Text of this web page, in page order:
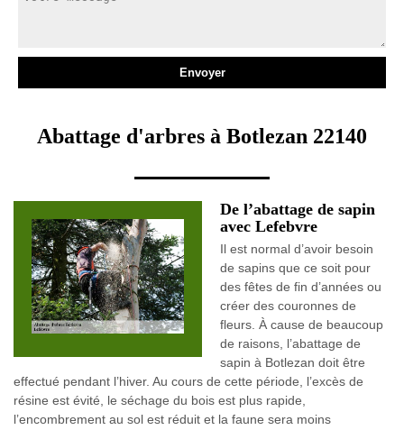
Abattage d'arbres à Botlezan 22140
De l’abattage de sapin
avec Lefebvre
Il est normal d’avoir besoin
de sapins que ce soit pour
des fêtes de fin d’années ou
créer des couronnes de
fleurs. À cause de beaucoup
de raisons, l’abattage de
sapin à Botlezan doit être
effectué pendant l’hiver. Au cours de cette période, l’excès de
résine est évité, le séchage du bois est plus rapide,
l’encombrement au sol est réduit et la faune sera moins